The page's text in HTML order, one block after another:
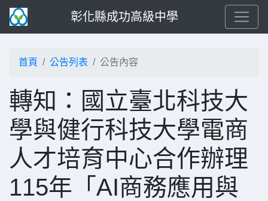
彰化縣成功高級中學
首頁 公告列表 公告內容
轉知：國立臺北科技大
學與健行科技大學電商
人才培育中心合作辦理
115年「AI商務應用與